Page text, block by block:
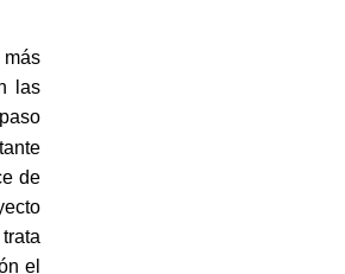
las
de
el